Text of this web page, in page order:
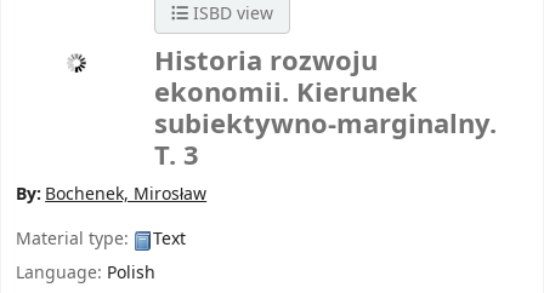
ISBD view
Historia rozwoju
ekonomii. Kierunek
subiektywno-marginalny.
T. 3
By: Bochenek, Mirosław
Material type:
Text
Language: Polish